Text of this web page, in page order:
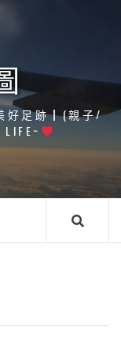
好足跡┃(親子/